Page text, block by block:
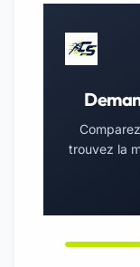
trouvez la